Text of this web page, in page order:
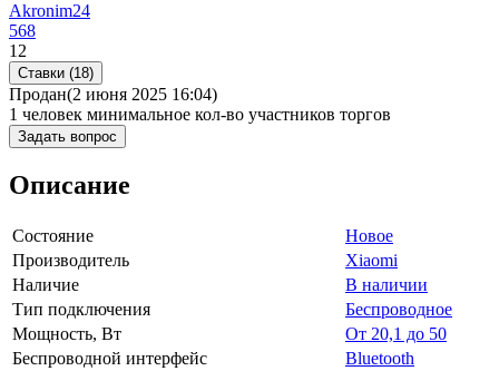
Akronim24
568
12
Ставки (18)
Продан(2 июня 2025 16:04)
1 человек минимальное кол-во участников торгов
Задать вопрос
Описание
Состояние
Новое
Производитель
Xiaomi
Наличие
В наличии
Тип подключения
Беспроводное
Мощность, Вт
От 20,1 до 50
Беспроводной интерфейс
Bluetooth